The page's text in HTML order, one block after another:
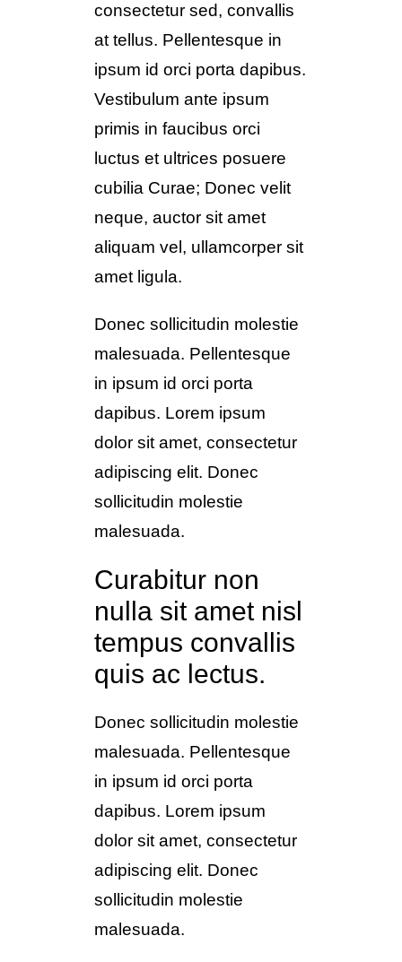
consectetur sed, convallis
at tellus. Pellentesque in
ipsum id orci porta dapibus.
Vestibulum ante ipsum
primis in faucibus orci
luctus et ultrices posuere
cubilia Curae; Donec velit
neque, auctor sit amet
aliquam vel, ullamcorper sit
amet ligula.
Donec sollicitudin molestie
malesuada. Pellentesque
in ipsum id orci porta
dapibus. Lorem ipsum
dolor sit amet, consectetur
adipiscing elit. Donec
sollicitudin molestie
malesuada.
Curabitur non
nulla sit amet nisl
tempus convallis
quis ac lectus.
Donec sollicitudin molestie
malesuada. Pellentesque
in ipsum id orci porta
dapibus. Lorem ipsum
dolor sit amet, consectetur
adipiscing elit. Donec
sollicitudin molestie
malesuada.